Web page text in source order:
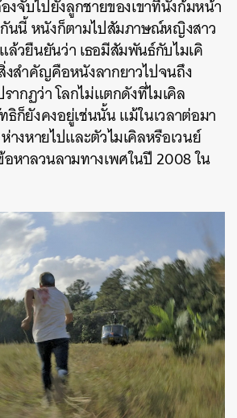
งจับไปยังลูกชายของเขาที่นั่งก้มหน้า
นนี้ หนังก็ตามไปสัมภาษณ์หญิงสาว
วยืนยันว่า เธอมีสัมพันธ์กับไมเคิ
งสำคัญคือหนังลากยาวไปจนถึง
ากฏว่า โลกไม่แตกดังที่ไมเคิล
ก็ยังคงอยู่เช่นนั้น แม้ในเวลาต่อมา
งหายไปและตัวไมเคิลหรือเวนย์
หาลวนลามทางเพศในปี 2008 ใน